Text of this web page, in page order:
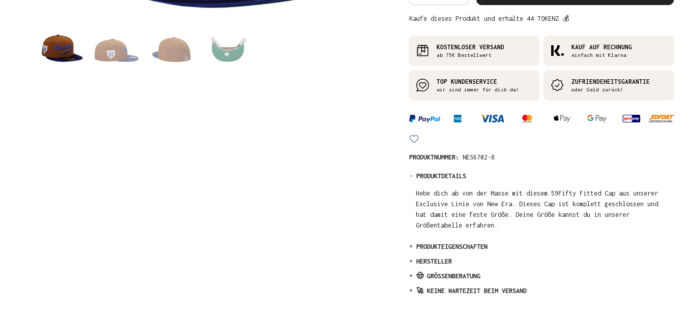
Kaufe dieses Produkt und erhalte 44 TOKENZ 💰
KOSTENLOSER VERSAND
ab 75€ Bestellwert
KAUF AUF RECHNUNG
einfach mit Klarna
TOP KUNDENSERVICE
wir sind immer für dich da!
ZUFRIENDEHEITSGARANTIE
oder Geld zurück!
PRODUKTNUMMER: NES6702-8
- PRODUKTDETAILS
Hebe dich ab von der Masse mit diesem 59Fifty Fitted Cap aus unserer
Exclusive Linie von New Era. Dieses Cap ist komplett geschlossen und
hat damit eine feste Größe. Deine Größe kannst du in unserer
Größentabelle erfahren.
+ PRODUKTEIGENSCHAFTEN
+ HERSTELLER
+ 🤠 GRÖSSENBERATUNG
+ 🚀 KEINE WARTEZEIT BEIM VERSAND